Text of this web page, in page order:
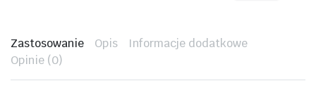
Zastosowanie Opis
Informacje dodatkowe
Opinie (0)